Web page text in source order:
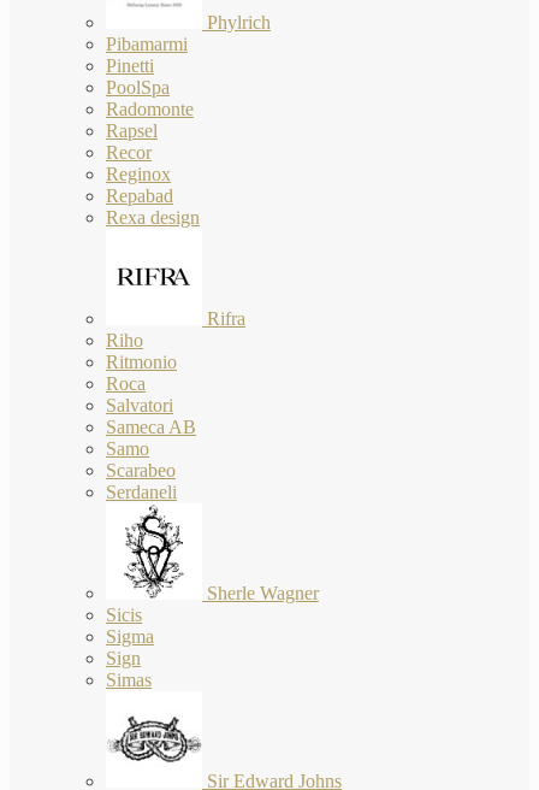
Phylrich
Pibamarmi
Pinetti
PoolSpa
Radomonte
Rapsel
Recor
Reginox
Repabad
Rexa design
Rifra
Riho
Ritmonio
Roca
Salvatori
Sameca AB
Samo
Scarabeo
Serdaneli
Sherle Wagner
Sicis
Sigma
Sign
Simas
Sir Edward Johns